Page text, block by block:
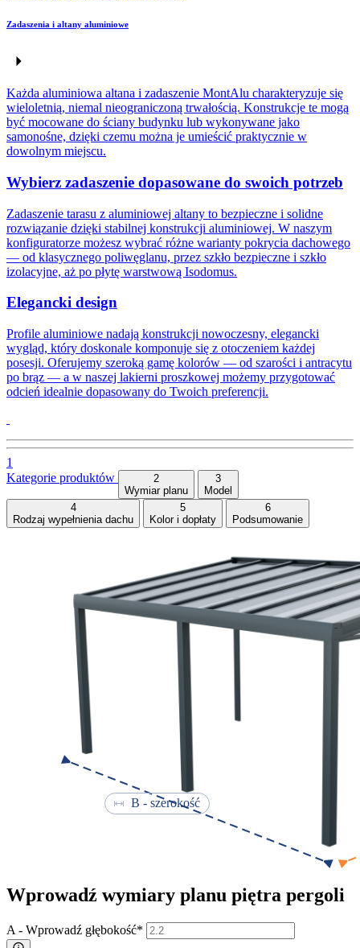
Zadaszenia i altany aluminiowe
Każda aluminiowa altana i zadaszenie MontAlu charakteryzuje się
wieloletnią, niemal nieograniczoną trwałością. Konstrukcje te mogą
być mocowane do ściany budynku lub wykonywane jako
samonośne, dzięki czemu można je umieścić praktycznie w
dowolnym miejscu.
Wybierz zadaszenie dopasowane do swoich potrzeb
Zadaszenie tarasu z aluminiowej altany to bezpieczne i solidne
rozwiązanie dzięki stabilnej konstrukcji aluminiowej. W naszym
konfiguratorze możesz wybrać różne warianty pokrycia dachowego
— od klasycznego poliwęglanu, przez szkło bezpieczne i szkło
izolacyjne, aż po płytę warstwową Isodomus.
Elegancki design
Profile aluminiowe nadają konstrukcji nowoczesny, elegancki
wygląd, który doskonale komponuje się z otoczeniem każdej
posesji. Oferujemy szeroką gamę kolorów — od szarości i antracytu
po brąz — a w naszej lakierni proszkowej możemy przygotować
odcień idealnie dopasowany do Twoich preferencji.
1
Kategorie produktów
2
Wymiar planu
3
Model
4
Rodzaj wypełnienia dachu
5
Kolor i dopłaty
6
Podsumowanie
B - szerokość
Wprowadź wymiary planu piętra pergoli
A - Wprowadź głębokość*